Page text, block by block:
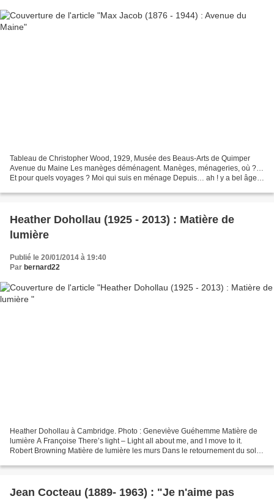
Tableau de Christopher Wood, 1929, Musée des Beaus-Arts de Quimper
Avenue du Maine Les manèges déménagent. Manèges, ménageries, où ?…
Et pour quels voyages ? Moi qui suis en ménage Depuis… ah ! y a bel âge !
Heather Dohollau (1925 - 2013) : Matière de
lumière
Publié le 20/01/2014 à 19:40
Par bernard22
Heather Dohollau à Cambridge. Photo : Geneviève Guéhemme Matière de
lumière A Françoise There’s light – Light all about me, and I move to it.
Robert Browning Matière de lumière les murs Dans le retournement du soleil
Jean Cocteau (1889- 1963) : "Je n'aime pas